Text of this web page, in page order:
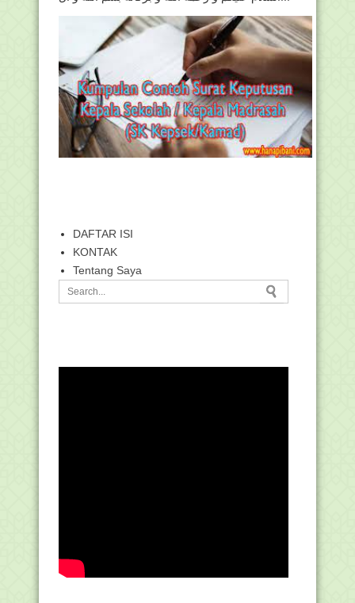
DAFTAR ISI
KONTAK
Tentang Saya